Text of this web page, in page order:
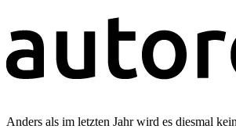
Anders als im letzten Jahr wird es diesmal kein